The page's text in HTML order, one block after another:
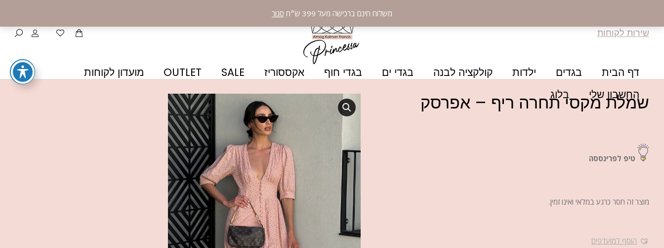
משלוח חינם ברכישה מעל 399 ש״ח סגור
שירות לקוחות
דף הבית בגדים ילדות קולקציה לבנה בגדי ים בגדי חוף אקססוריז SALE
OUTLET
מועדון לקוחות
החשבון שלי
בלוג
שמלת מקסי תחרה ריף – אפרסק
טיפ לפרינססה
מוצר זה חסר כרגע במלאי ואינו זמין.
הוסף למועדפים